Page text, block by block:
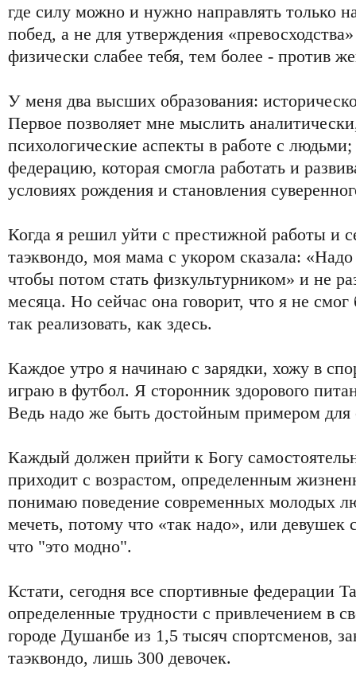
где силу можно и нужно направлять только
побед, а не для утверждения
физически слабее тебя, тем более - против
У меня два высших образования:
Первое позволяет мне мыслить
психологические аспекты в работе с людьми;
федерацию, которая смогла работать и
условиях рождения и становления
Когда я решил уйти с престижной работы и
таэквондо, моя мама с укором сказала:
чтобы потом стать физкультурником» и не
месяца. Но сейчас она говорит, что я не
так реализовать, как здесь.
Каждое утро я начинаю с зарядки, хожу в
играю в футбол. Я сторонник здорового
Ведь надо же быть достойным примером для
Каждый должен прийти к Богу
приходит с возрастом, определенным
понимаю поведение современных молодых
мечеть, потому что «так надо», или девушек
что "это модно".
Кстати, сегодня все спортивные федерации
определенные трудности с привлечением в
городе Душанбе из 1,5 тысяч спортсменов,
таэквондо, лишь 300 девочек.